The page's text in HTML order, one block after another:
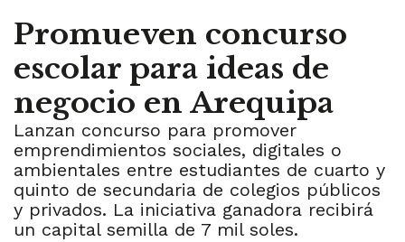
Promueven concurso
escolar para ideas de
negocio en Arequipa
Lanzan concurso para promover
emprendimientos sociales, digitales o
ambientales entre estudiantes de cuarto y
quinto de secundaria de colegios públicos
y privados. La iniciativa ganadora recibirá
un capital semilla de 7 mil soles.